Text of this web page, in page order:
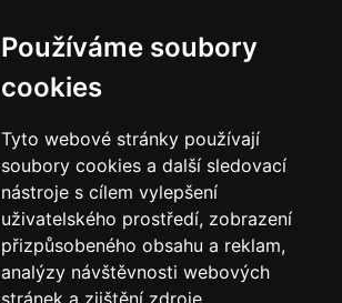
Používáme soubory
cookies
Tyto webové stránky používají
soubory cookies a další sledovací
nástroje s cílem vylepšení
uživatelského prostředí, zobrazení
přizpůsobeného obsahu a reklam,
analýzy návštěvnosti webových
stránek a zjištění zdroje